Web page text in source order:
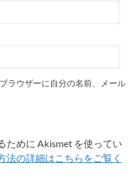
ラウザーに自分の名前、メール
ために Akismet を使ってい
法の詳細はこちらをご覧く